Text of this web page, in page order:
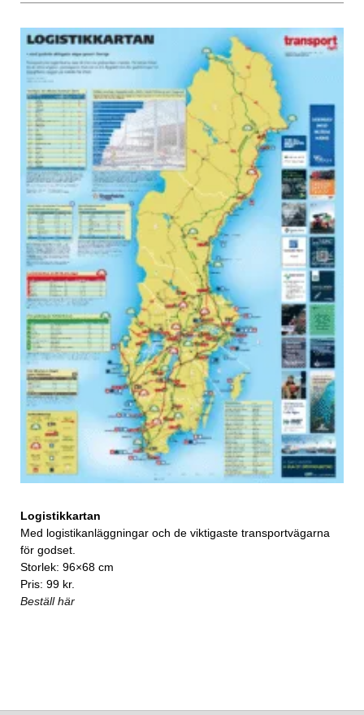
Logistikkartan
Med logistikanläggningar och de viktigaste transportvägarna
för godset.
Storlek: 96×68 cm
Pris: 99 kr.
Beställ här